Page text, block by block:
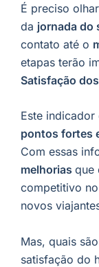
É preciso
da jornada do
contato até o
etapas terão
Satisfação
Este indicador
pontos fortes
Com essas
melhorias que
competitivo
novos
Mas, quais
satisfação do